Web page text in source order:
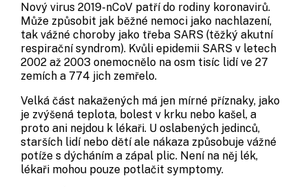
Nový virus 2019-nCoV patří do rodiny koronavirů.
Může způsobit jak běžné nemoci jako nachlazení,
tak vážné choroby jako třeba SARS (těžký akutní
respirační syndrom). Kvůli epidemii SARS v letech
2002 až 2003 onemocnělo na osm tisíc lidí ve 27
zemích a 774 jich zemřelo.
Velká část nakažených má jen mírné příznaky, jako
je zvýšená teplota, bolest v krku nebo kašel, a
proto ani nejdou k lékaři. U oslabených jedinců,
starších lidí nebo dětí ale nákaza způsobuje vážné
potíže s dýcháním a zápal plic. Není na něj lék,
lékaři mohou pouze potlačit symptomy.